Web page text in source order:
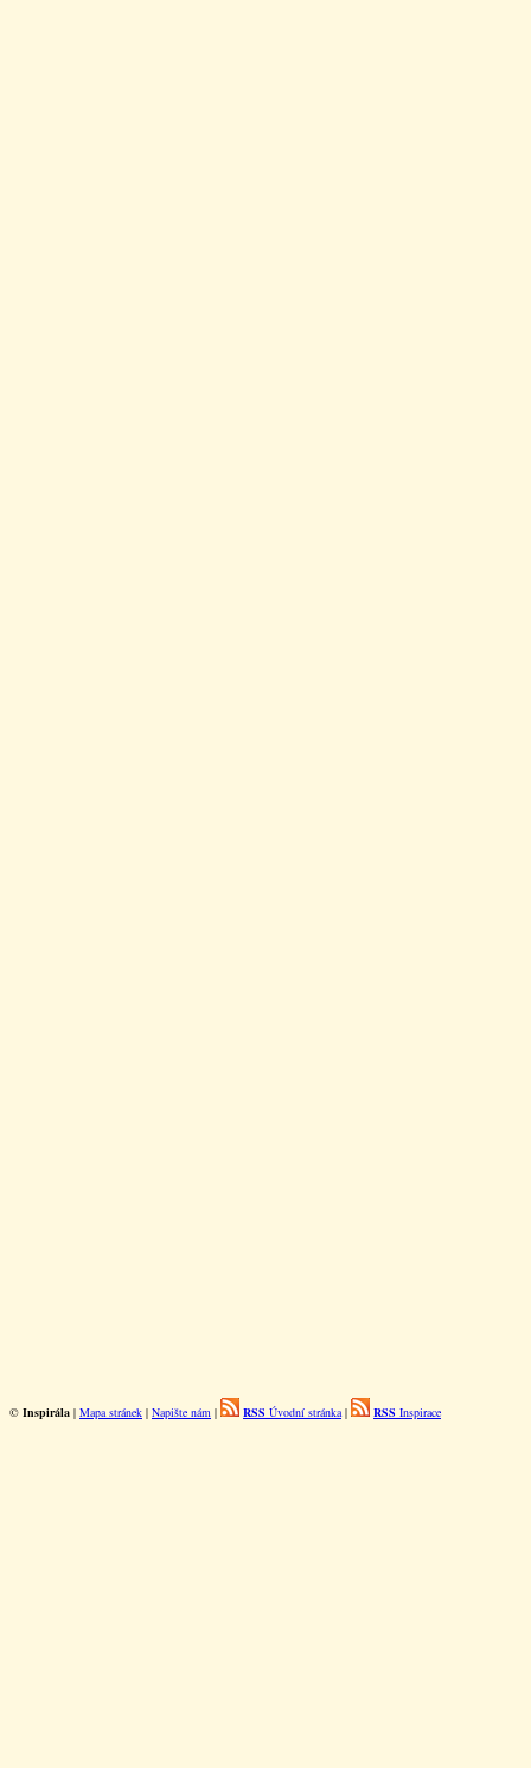
© Inspirála | Mapa stránek | Napište nám | RSS Úvodní stránka| RSS Inspirace